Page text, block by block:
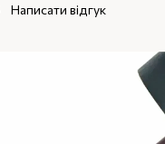
Написати відгук